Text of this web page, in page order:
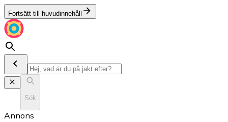
Fortsätt till huvudinnehåll
Sök
Annons